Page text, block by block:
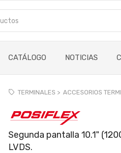
CATÁLOGO NOTICIAS
TERMINALES > ACCESORIOS
Segunda pantalla 10.1"
LVDS.